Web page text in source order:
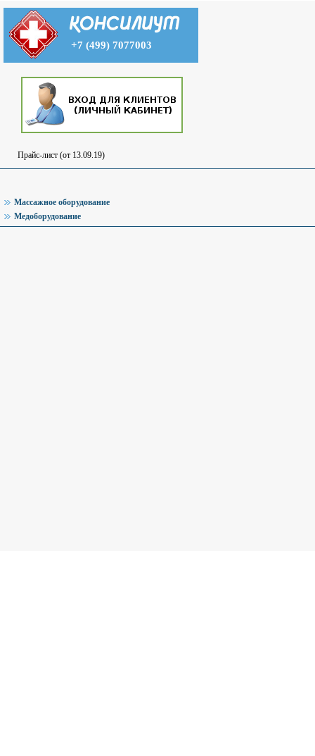
+7 (499) 7077003
Прайс-лист (от 13.09.19)
Массажное оборудование
Медоборудование